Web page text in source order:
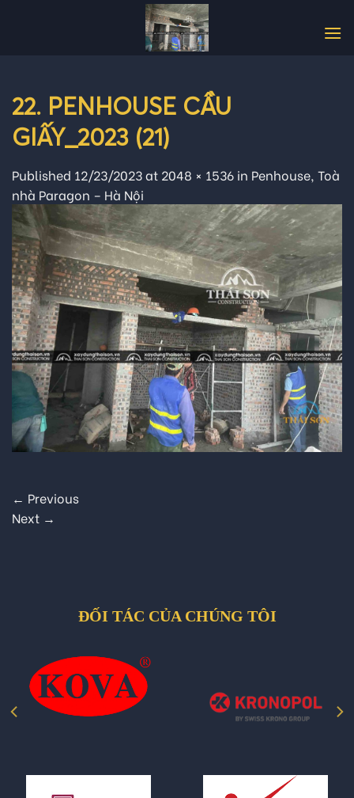
22. PENHOUSE CẦU
GIẤY_2023 (21)
Published 12/23/2023at 2048 × 1536 in Penhouse, Toà
nhà Paragon – Hà Nội
← Previous
Next →
ĐỐI TÁC CỦA CHÚNG TÔI